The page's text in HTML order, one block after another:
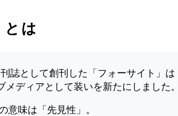
とは
誌として創刊した「フォーサイト」は
メディアとして装いを新たにしました。
意味は「先見性」。